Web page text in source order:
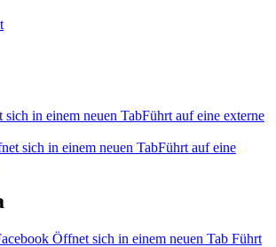
sich in einem neuen TabFührt auf eine externe
sich in einem neuen TabFührt auf eine
Öffnet sich in einem neuen Tab Führt